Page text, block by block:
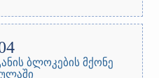
ბლოკების მქონე